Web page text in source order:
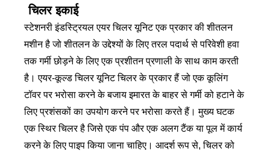
चिलर इकाई
स्टेशनरी इंडस्ट्रियल एयर चिलर यूनिट एक प्रकार की शीतलन
मशीन है जो शीतलन के उद्देश्यों के लिए तरल पदार्थ से परिवेशी हवा
तक गर्मी छोड़ने के लिए एक प्रशीतन प्रणाली के साथ काम करती
है। एयर-कूल्ड चिलर यूनिट चिलर के प्रकार हैं जो एक कूलिंग
टॉवर पर भरोसा करने के बजाय इमारत के बाहर से गर्मी को हटाने के
लिए प्रशंसकों का उपयोग करने पर भरोसा करते हैं। मुख्य घटक
एक स्थिर चिलर है जिसे एक पंप और एक अलग टैंक या पूल में कार्य
करने के लिए पाइप किया जाना चाहिए। आदर्श रूप से, चिलर को